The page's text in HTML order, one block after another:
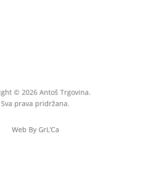
© 2026 Antoš Trgovina.
Sva prava pridržana.
Web By GrL’Ca